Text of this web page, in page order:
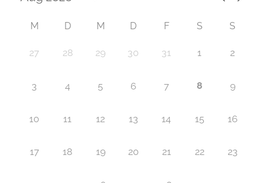
M D M D F S S
27 28 29 30 31 1 2
3 4 5 6 7 8 9
10 11 12 13 14 15 16
17 18 19 20 21 22 23